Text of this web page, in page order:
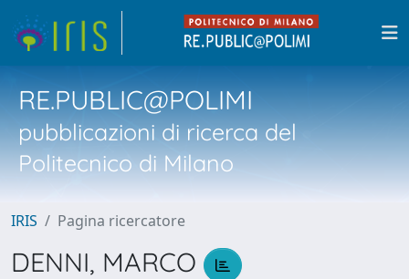
RE.PUBLIC@POLIMI
pubblicazioni di ricerca del
Politecnico di Milano
IRIS Pagina ricercatore
DENNI, MARCO